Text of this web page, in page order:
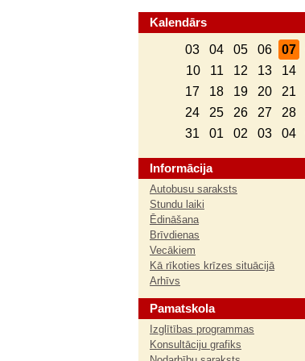
Kalendārs
03
04 05 06 07
10
11 12 13 14
17
18 19 20 21
24
25 26 27 28
31
01 02 03 04
Informācija
Autobusu saraksts
Stundu laiki
Ēdināšana
Brīvdienas
Vecākiem
Kā rīkoties krīzes situācijā
Arhīvs
Pamatskola
Izglītības programmas
Konsultāciju grafiks